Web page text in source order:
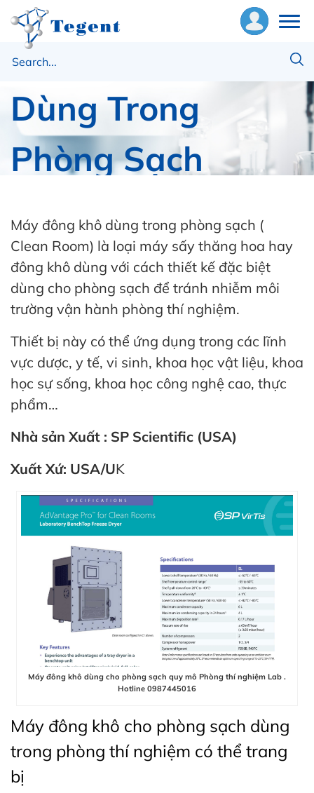
Máy Đông Khô
Dùng Trong
Phòng Sạch
Máy Đông Khô Dùng Trong Phòng Sạch
Máy đông khô dùng trong phòng sạch (
Clean Room) là loại máy sấy thăng hoa hay
đông khô dùng với cách thiết kế đặc biệt
dùng cho phòng sạch để tránh nhiễm môi
trường vận hành phòng thí nghiệm.
Thiết bị này có thể ứng dụng trong các lĩnh
vực dược, y tế, vi sinh, khoa học vật liệu, khoa
học sự sống, khoa học công nghệ cao, thực
phẩm…
Nhà sản Xuất : SP Scientific (USA)
Xuất Xứ: USA/UK
Máy đông khô dùng cho phòng sạch quy mô Phòng thí nghiệm Lab .
Hotline 0987445016
Máy đông khô cho phòng sạch dùng
trong phòng thí nghiệm có thể trang
bị